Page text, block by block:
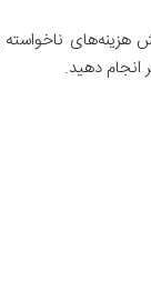
انجام دهید.